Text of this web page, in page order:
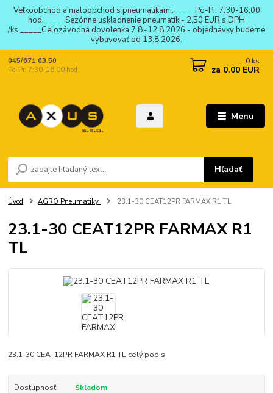
Veľkoobchod a maloobchod s pneumatikami._____Po-Pi: 7:30-16:00
hod._____Sezónne uskladnenie pneumatík - 2,50 EUR s DPH
/ks._____Celozávodná dovolenka 7.8.-12.8.2026 - objednávky budeme
vybavovať od 13.8.2026.
Menu
Hľadať
045/671 63 50
Po-Pi: 7:30-16:00 hod.
0 ks
za 0,00 EUR
Úvod AGRO Pneumatiky 23.1-30 CEAT12PR FARMAX R1 TL
23.1-30 CEAT12PR FARMAX R1
TL
23.1-30 CEAT12PR FARMAX R1 TL celý popis
Dostupnosť Skladom